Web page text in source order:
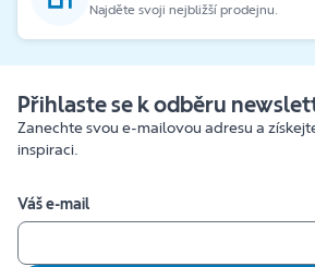
Najděte svoji nejbližší prodejnu.
Přihlaste se k odběru
Zanechte svou e-mailovou adresu a
inspiraci.
Váš e-mail